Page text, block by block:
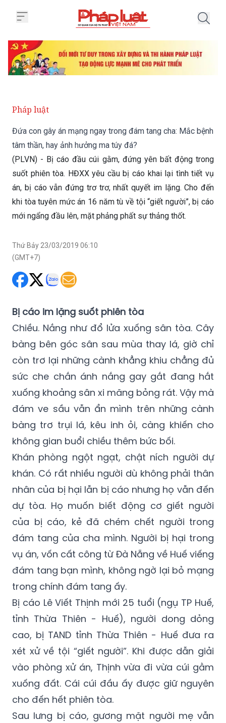
Pháp luật
Đứa con gây án mạng ngay trong đám tang cha: Mắc bệnh
tâm thần, hay ảnh hưởng ma túy đá?
(PLVN) - Bị cáo đầu cúi gằm, đứng yên bất động trong
suốt phiên tòa. HĐXX yêu cầu bị cáo khai lại tình tiết vụ
án, bị cáo vẫn đứng trơ trơ, nhất quyết im lặng. Cho đến
khi tòa tuyên mức án 16 năm tù về tội “giết người”, bị cáo
mới ngẩng đầu lên, mặt phảng phất sự thảng thốt.
Thứ Bảy 23/03/2019 06:10
(GMT+7)
Bị cáo im lặng suốt phiên tòa
Chiều. Nắng như đổ lửa xuống sân tòa. Cây
bàng bên góc sân sau mùa thay lá, giờ chỉ
còn trơ lại những cành khẳng khiu chẳng đủ
sức che chắn ánh nắng gay gắt đang hắt
xuống khoảng sân xi măng bỏng rát. Vậy mà
đám ve sầu vẫn ẩn mình trên những cành
bàng trơ trụi lá, kêu inh ỏi, càng khiến cho
không gian buổi chiều thêm bức bối.
Khán phòng ngột ngạt, chật ních người dự
khán. Có rất nhiều người dù không phải thân
nhân của bị hại lẫn bị cáo nhưng họ vẫn đến
dự tòa. Họ muốn biết động cơ giết người
của bị cáo, kẻ đã chém chết người trong
đám tang của cha mình. Người bị hại trong
vụ án, vốn cất công từ Đà Nẵng về Huế viếng
đám tang bạn mình, không ngờ lại bỏ mạng
trong chính đám tang ấy.
Bị cáo Lê Viết Thịnh mới 25 tuổi (ngụ TP Huế,
tỉnh Thừa Thiên - Huế), người dong dỏng
cao, bị TAND tỉnh Thừa Thiên - Huế đưa ra
xét xử về tội “giết người”. Khi được dẫn giải
vào phòng xử án, Thịnh vừa đi vừa cúi gằm
xuống đất. Cái cúi đầu ấy được giữ nguyên
cho đến hết phiên tòa.
Sau lưng bị cáo, gương mặt người mẹ vẫn